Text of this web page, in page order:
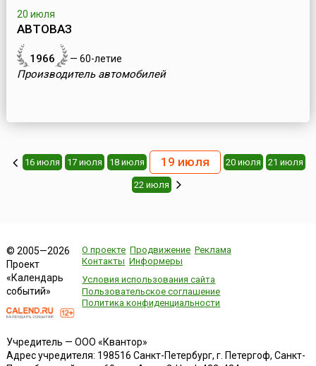
20 июля
АВТОВАЗ
1966 — 60-летие
Производитель автомобилей
16 июля 17 июля 18 июля 19 июля 20 июля 21 июля
22 июля
© 2005—2026
Проект
«Календарь
событий»
О проекте Продвижение Реклама
Контакты Информеры
Условия использования сайта
Пользовательское соглашение
Политика конфиденциальности
Учредитель — ООО «Квантор»
Адрес учредителя: 198516 Санкт-Петербург, г. Петергоф, Санкт-